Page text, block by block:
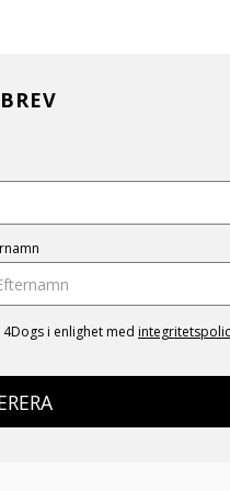
i enlighet med